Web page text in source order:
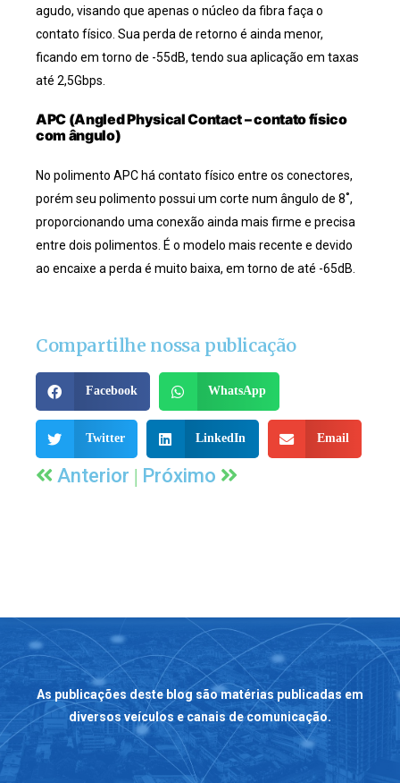
agudo, visando que apenas o núcleo da fibra faça o
contato físico. Sua perda de retorno é ainda menor,
ficando em torno de -55dB, tendo sua aplicação em taxas
até 2,5Gbps.
APC (Angled Physical Contact – contato físico
com ângulo)
No polimento APC há contato físico entre os conectores,
porém seu polimento possui um corte num ângulo de 8˚,
proporcionando uma conexão ainda mais firme e precisa
entre dois polimentos. É o modelo mais recente e devido
ao encaixe a perda é muito baixa, em torno de até -65dB.
Compartilhe nossa publicação
Facebook WhatsApp
Twitter LinkedIn Email
Anterior | Próximo
As publicações deste blog são matérias publicadas em
diversos veículos e canais de comunicação.